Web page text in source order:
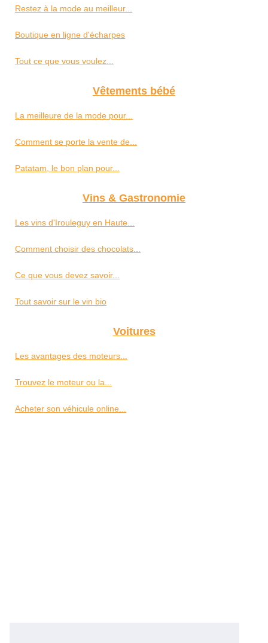
Restez à la mode au meilleur...
Boutique en ligne d'écharpes
Tout ce que vous voulez...
Vêtements bébé
La meilleure de la mode pour...
Comment se porte la vente de...
Patatam, le bon plan pour...
Vins & Gastronomie
Les vins d'Irouleguy en Haute...
Comment choisir des chocolats...
Ce que vous devez savoir...
Tout savoir sur le vin bio
Voitures
Les avantages des moteurs...
Trouvez le moteur ou la...
Acheter son véhicule online...